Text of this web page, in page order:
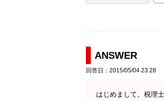
ANSWER
回答日：2015/05/04 23:28
はじめまして。税理